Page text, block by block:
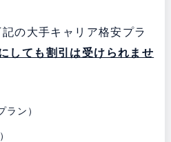
の大手キャリア格安プラ
しても割引は受けられませ
ン）